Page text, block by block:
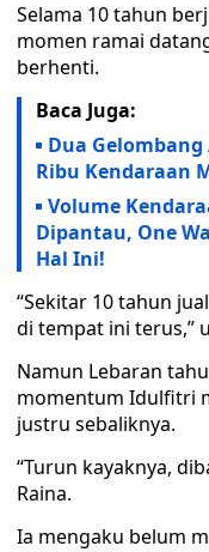
Selama 10 tahun
momen ramai
berhenti.
Baca Juga:
Dua
Ribu Kendaraan
Volume
Dipantau, One
Hal Ini!
“Sekitar 10 tahun
di tempat ini terus,”
Namun Lebaran
momentum Idulfitri
justru sebaliknya.
“Turun kayaknya,
Raina.
Ia mengaku belum